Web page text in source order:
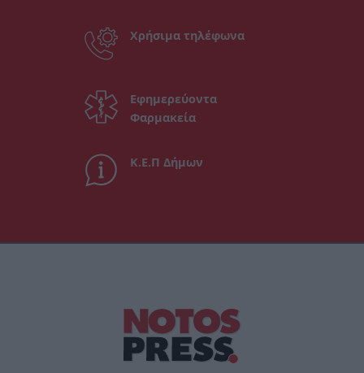
Χρήσιμα τηλέφωνα
Εφημερεύοντα
Φαρμακεία
Κ.Ε.Π Δήμων